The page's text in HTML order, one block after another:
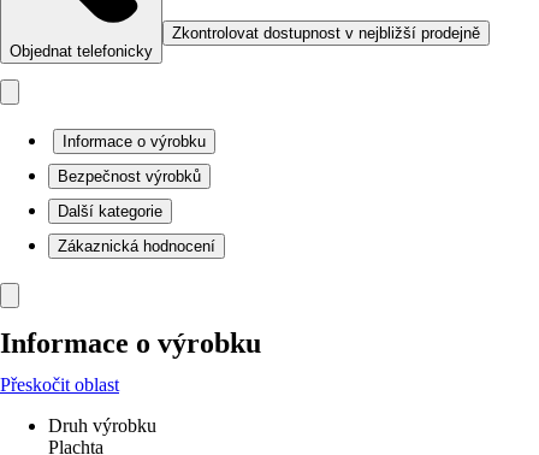
Objednat telefonicky
Zkontrolovat dostupnost v nejbližší prodejně
Informace o výrobku
Bezpečnost výrobků
Další kategorie
Zákaznická hodnocení
Informace o výrobku
Přeskočit oblast
Druh výrobku
Plachta